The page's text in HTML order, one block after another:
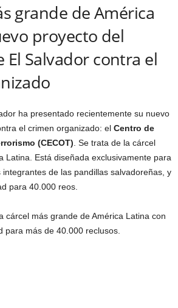
grande de América
proyecto del
El Salvador contra el
ha presentado recientemente su nuevo
el crimen organizado: el Centro de
(CECOT) . Se trata de la cárcel
Latina. Está diseñada exclusivamente para
de las pandillas salvadoreñas, y
para 40.000 reos.